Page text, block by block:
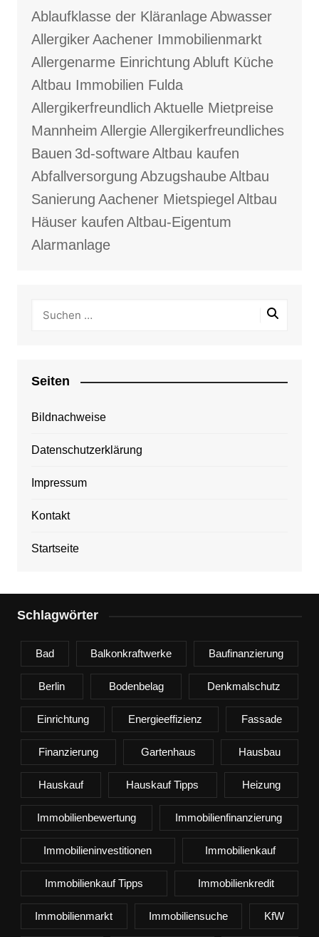
Ablaufklasse der KläranlageAbwasser
AllergikerAachener Immobilienmarkt
Allergenarme Einrichtung Abluft Küche
Altbau Immobilien Fulda
Allergikerfreundlich Aktuelle Mietpreise
Mannheim AllergieAllergikerfreundliches
Bauen 3d-softwareAltbau kaufen
Abfallversorgung AbzugshaubeAltbau
Sanierung Aachener Mietspiegel Altbau
Häuser kaufen Altbau-Eigentum
Alarmanlage
Seiten
Bildnachweise
Datenschutzerklärung
Impressum
Kontakt
Startseite
Schlagwörter
Bad Balkonkraftwerke Baufinanzierung
Berlin Bodenbelag Denkmalschutz
Einrichtung Energieeffizienz Fassade
Finanzierung Gartenhaus Hausbau
Hauskauf Hauskauf Tipps Heizung
Immobilienbewertung Immobilienfinanzierung
Immobilieninvestitionen Immobilienkauf
Immobilienkauf Tipps Immobilienkredit
Immobilienmarkt Immobiliensuche KfW